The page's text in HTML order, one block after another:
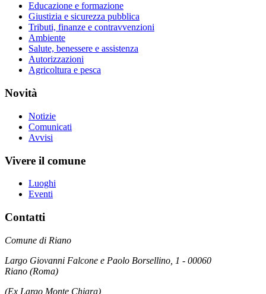
Educazione e formazione
Giustizia e sicurezza pubblica
Tributi, finanze e contravvenzioni
Ambiente
Salute, benessere e assistenza
Autorizzazioni
Agricoltura e pesca
Novità
Notizie
Comunicati
Avvisi
Vivere il comune
Luoghi
Eventi
Contatti
Comune di Riano
Largo Giovanni Falcone e Paolo Borsellino, 1 - 00060
Riano (Roma)
(Ex Largo Monte Chiara)